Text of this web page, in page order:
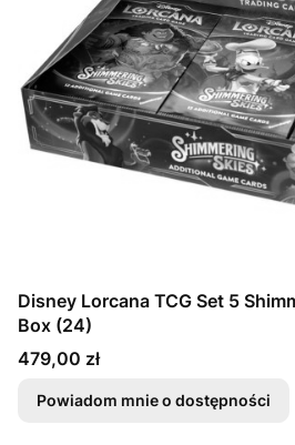
Disney Lorcana TCG Set 5
Box (24)
Cena
479,00 zł
Powiadom mnie o dostępności